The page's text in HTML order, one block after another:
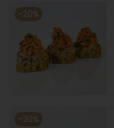
-20%
-20%